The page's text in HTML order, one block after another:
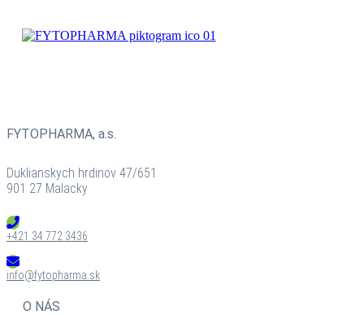
FYTOPHARMA, a.s.
Duklianskych hrdinov 47/651
901 27 Malacky
+421 34 772 3436
info@fytopharma.sk
O NÁS